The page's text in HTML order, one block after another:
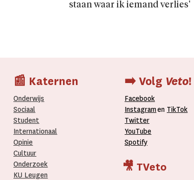
staan waar ik iemand verlies'
📰 Katernen
Onderwijs
Sociaal
Student
Internationaal­
Opinie
Cultuur
Onderzoek
KU Leugen
➡️ Volg Veto!
Facebook
Instagramen TikTok
Twitter
YouTube
Spotify
🎥 TVeto